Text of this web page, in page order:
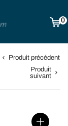
0
Produit précédent
Produit
suivant